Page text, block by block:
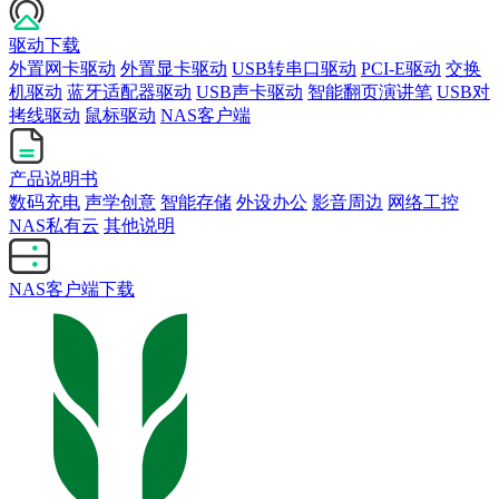
驱动下载
外置网卡驱动 外置显卡驱动 USB转串口驱动 PCI-E驱动 交换
机驱动 蓝牙适配器驱动 USB声卡驱动 智能翻页演讲笔 USB对
拷线驱动 鼠标驱动 NAS客户端
产品说明书
数码充电 声学创意 智能存储 外设办公 影音周边 网络工控
NAS私有云 其他说明
NAS客户端下载